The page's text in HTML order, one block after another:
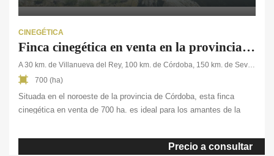
CINEGÉTICA
Finca cinegética en venta en la provincia de Córdoba
A 30 km. de Villanueva del Rey, 100 km. de Córdoba, 150 km. de Sevilla
700 (ha)
Situada en el noroeste de la provincia de Córdoba, esta finca
cinegética en venta de 700 ha. es ideal para los amantes de la
paisaje montañoso dominado por frondosos bosques de pino,
pastos con encinas, y una rica fauna compuesta de ciervos,
Precio a consultar